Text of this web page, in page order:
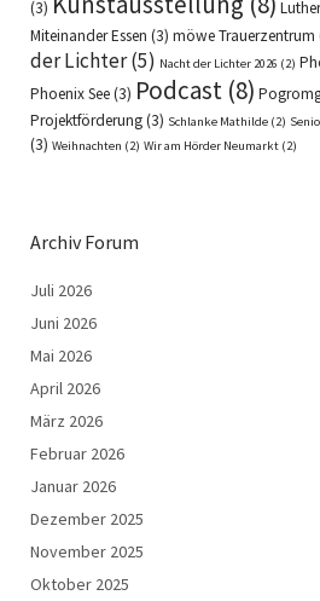
(3)
Miteinander Essen (3) möwe Trauerzentrum
der Lichter(5) Nacht der Lichter 2026 (2)
Phoenix See(3) Podcast (8)
Projektförderung(3) Schlanke Mathilde (2)
(3) Weihnachten (2) Wir am Hörder Neumarkt (2)
Archiv Forum
Juli 2026
Juni 2026
Mai 2026
April 2026
März 2026
Februar 2026
Januar 2026
Dezember 2025
November 2025
Oktober 2025